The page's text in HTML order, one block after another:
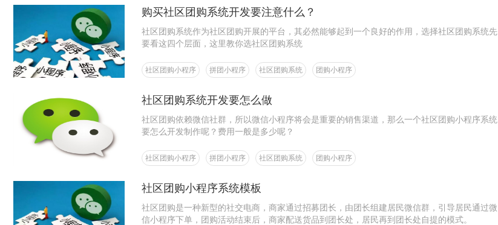
购买社区团购系统开发要注意什么？
社区团购系统作为社区团购开展的平台，其必然能够起到一个良好的作用，选择社区团购系统先
要看这四个层面，这里教你选社区团购系统
社区团购小程序 拼团小程序 社区团购系统 团购小程序
社区团购系统开发要怎么做
社区团购依赖微信社群，所以微信小程序将会是重要的销售渠道，那么一个社区团购小程序系统
要怎么开发制作呢？费用一般是多少呢？
社区团购小程序 拼团小程序 社区团购系统 团购小程序
社区团购小程序系统模板
社区团购是一种新型的社交电商，商家通过招募团长，由团长组建居民微信群，引导居民通过微
信小程序下单，团购活动结束后，商家配送货品到团长处，居民再到团长处自提的模式。